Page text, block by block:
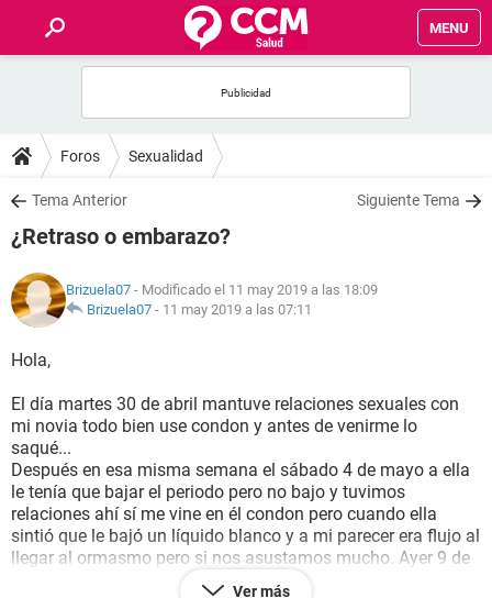
MENU
FOROS
SALUD
FAMILIA
NUTRICIÓN
BIENESTAR
SEXUALIDAD
GLOSARIO
Foros Sexualidad
Tema Anterior Siguiente Tema
¿Retraso o embarazo?
Brizuela07 - Modificado el 11 may 2019 a las 18:09
Brizuela07 - 11 may 2019 a las 07:11
Hola,
El día martes 30 de abril mantuve relaciones sexuales con
mi novia todo bien use condon y antes de venirme lo
saqué...
Después en esa misma semana el sábado 4 de mayo a ella
le tenía que bajar el periodo pero no bajo y tuvimos
relaciones ahí sí me vine en él condon pero cuando ella
sintió que le bajó un líquido blanco y a mi parecer era flujo al
llegar al ormasmo pero si nos asustamos mucho. Ayer 9 de
mayo realizamos una prueba de orina y dio negativa. Ella
Ver más